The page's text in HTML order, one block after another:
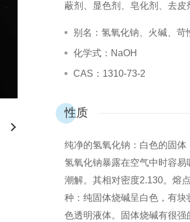
蔽剂、显色剂、皂化剂、去皮
别名：氢氧化钠、火碱、苛
化学式：NaOH
CAS：1310-73-2
性质
纯净的氢氧化钠：白色的固体
氢氧化钠暴露在空气中时容
潮解。其相对密度2.130。熔
种：纯固体烧碱呈白色，有
色透明液体。固体烧碱有很